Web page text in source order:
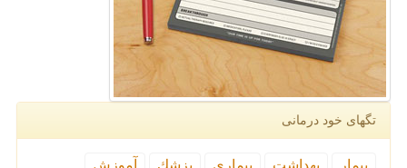
تگهای خود درمانی
بیمار بهداشت بیماری پزشك
آموزش